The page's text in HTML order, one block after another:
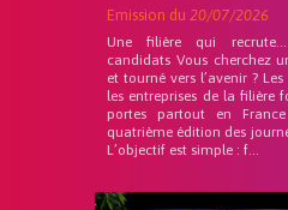
Emission du 20/07/2026
Une filière qui
candidats Vous cherchez
et tourné vers l’avenir ?
les entreprises de la filière
portes partout en
quatrième édition des
L’objectif est simple : f...